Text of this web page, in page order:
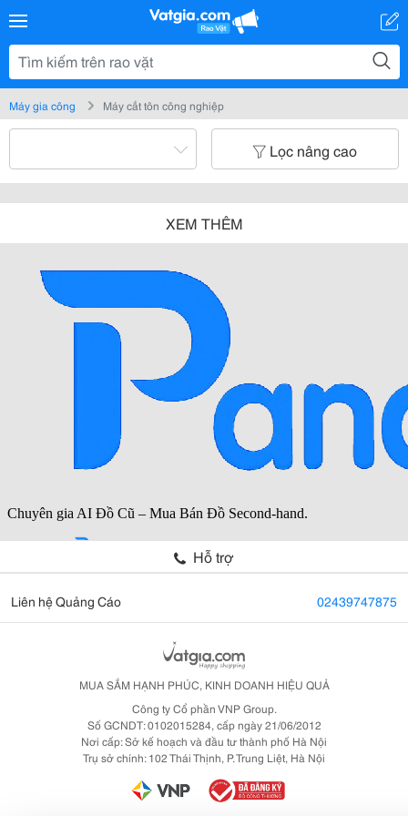
Máy gia công Máy cắt tôn công nghiệp
Lọc nâng cao
XEM THÊM
Hỗ trợ
Liên hệ Quảng Cáo 02439747875
MUA SẮM HẠNH PHÚC, KINH DOANH HIỆU QUẢ
Công ty Cổ phần VNP Group.
Số GCNDT: 0102015284, cấp ngày 21/06/2012
Nơi cấp: Sở kế hoạch và đầu tư thành phố Hà Nội
Trụ sở chính: 102 Thái Thịnh, P. Trung Liệt, Hà Nội